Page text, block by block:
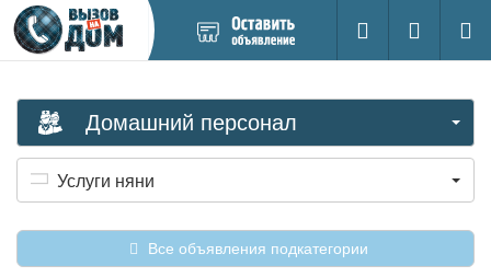
новое
Поиск
Вход на
Домашний персонал
Услуги няни
Все объявления подкатегории